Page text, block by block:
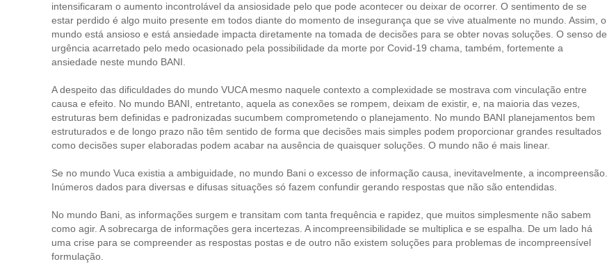
intensificaram o aumento incontrolável da ansiosidade pelo que pode acontecer ou deixar de ocorrer. O sentimento de se
estar perdido é algo muito presente em todos diante do momento de insegurança que se vive atualmente no mundo. Assim, o
mundo está ansioso e está ansiedade impacta diretamente na tomada de decisões para se obter novas soluções. O senso de
urgência acarretado pelo medo ocasionado pela possibilidade da morte por Covid-19 chama, também, fortemente a
ansiedade neste mundo BANI.
A despeito das dificuldades do mundo VUCA mesmo naquele contexto a complexidade se mostrava com vinculação entre
causa e efeito. No mundo BANI, entretanto, aquela as conexões se rompem, deixam de existir, e, na maioria das vezes,
estruturas bem definidas e padronizadas sucumbem comprometendo o planejamento. No mundo BANI planejamentos bem
estruturados e de longo prazo não têm sentido de forma que decisões mais simples podem proporcionar grandes resultados
como decisões super elaboradas podem acabar na ausência de quaisquer soluções. O mundo não é mais linear.
Se no mundo Vuca existia a ambiguidade, no mundo Bani o excesso de informação causa, inevitavelmente, a incompreensão.
Inúmeros dados para diversas e difusas situações só fazem confundir gerando respostas que não são entendidas.
No mundo Bani, as informações surgem e transitam com tanta frequência e rapidez, que muitos simplesmente não sabem
como agir. A sobrecarga de informações gera incertezas. A incompreensibilidade se multiplica e se espalha. De um lado há
uma crise para se compreender as respostas postas e de outro não existem soluções para problemas de incompreensível
formulação.